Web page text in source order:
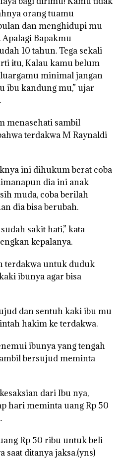
orang tuamu
dan menghidupi mu
Bapakmu
10 tahun. Tega sekali
itu, Kalau kamu belum
minimal jangan
ibu kandung mu,” ujar
menasehati sambil
terdakwa M Raynaldi
ini dihukum berat coba
dia ini anak
muda, coba berilah
dia bisa berubah.
sakit hati,” kata
kepalanya.
terdakwa untuk duduk
ibunya agar bisa
dan sentuh kaki ibu mu
hakim ke terdakwa.
ibunya yang tengah
bersujud meminta
dari Ibu nya,
hari meminta uang Rp 50
Rp 50 ribu untuk beli
saat ditanya jaksa.(yns)